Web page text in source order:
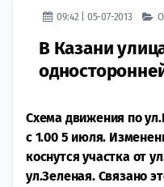
09:42 | 05-07-2013
В Казани
Схема движения по
с 1.00 5 июля.
коснутся участка от
ул.Зеленая. Связано